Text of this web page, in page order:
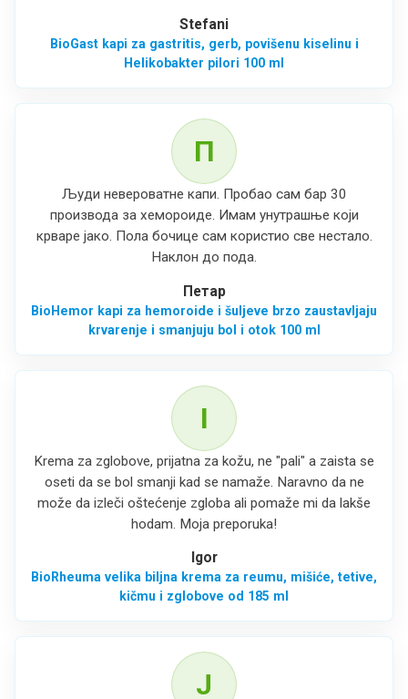
Stefani
BioGast kapi za gastritis, gerb, povišenu kiselinu i
Helikobakter pilori 100 ml
П
Људи невероватне капи. Пробао сам бар 30
производа за хемороиде. Имам унутрашње који
крваре јако. Пола бочице сам користио све нестало.
Наклон до пода.
Петар
BioHemor kapi za hemoroide i šuljeve brzo zaustavljaju
krvarenje i smanjuju bol i otok 100 ml
I
Krema za zglobove, prijatna za kožu, ne "pali" a zaista se
oseti da se bol smanji kad se namaže. Naravno da ne
može da izleči oštećenje zgloba ali pomaže mi da lakše
hodam. Moja preporuka!
Igor
BioRheuma velika biljna krema za reumu, mišiće, tetive,
kičmu i zglobove od 185 ml
J